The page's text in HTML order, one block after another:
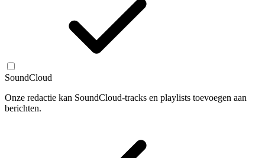
SoundCloud
Onze redactie kan SoundCloud-tracks en playlists toevoegen aan
berichten.